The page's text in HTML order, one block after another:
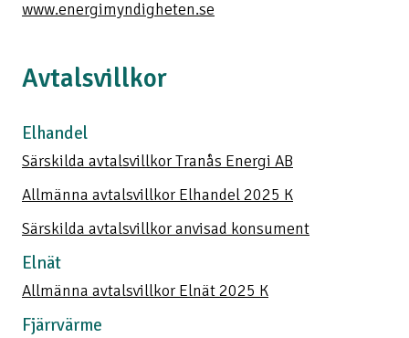
www.energimyndigheten.se
Avtalsvillkor
Elhandel
Särskilda avtalsvillkor Tranås Energi AB
Allmänna avtalsvillkor Elhandel 2025 K
Särskilda avtalsvillkor anvisad konsument
Elnät
Allmänna avtalsvillkor Elnät 2025 K
Fjärrvärme